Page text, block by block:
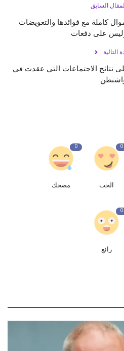
السابق
كاملة مع فوائدها والتعويضات
على دفعات
التالية
نتائج الاجتماعات التي عقدت في
0
الحب
0
مضحك
0
رائع